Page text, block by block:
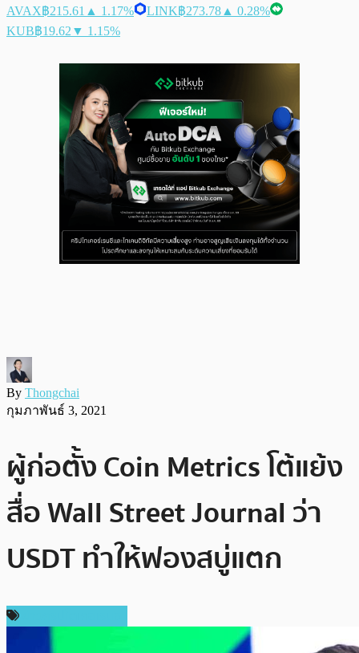
AVAX฿215.61 ▲ 1.17% LINK฿273.78 ▲ 0.28%
KUB฿19.62 ▼ 1.15%
By Thongchai
กุมภาพันธ์ 3, 2021
ผู้ก่อตั้ง Coin Metrics โต้แย้ง
สื่อ Wall Street Journal ว่า
USDT ทำให้ฟองสบู่แตก